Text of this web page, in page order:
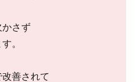
かさず
。
善されて